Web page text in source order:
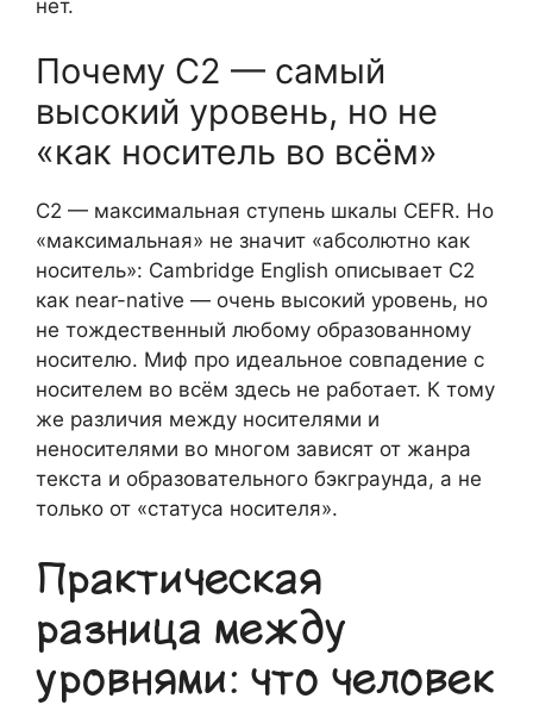
нет.
Почему C2 — самый
высокий уровень, но не
«как носитель во всём»
C2 — максимальная ступень шкалы CEFR. Но
«максимальная» не значит «абсолютно как
носитель»: Cambridge English описывает C2
как near-native — очень высокий уровень, но
не тождественный любому образованному
носителю. Миф про идеальное совпадение с
носителем во всём здесь не работает. К тому
же различия между носителями и
неносителями во многом зависят от жанра
текста и образовательного бэкграунда, а не
только от «статуса носителя».
Практическая
разница между
уровнями: что человек